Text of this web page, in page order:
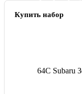
Купить набор
64C Subaru